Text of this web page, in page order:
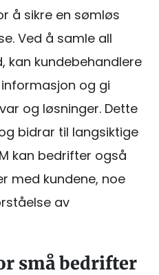
å sikre en sømløs
Ved å samle all
kan kundebehandlere
og gi
og løsninger. Dette
bidrar til langsiktige
kan bedrifter også
med kundene, noe
av
små bedrifter